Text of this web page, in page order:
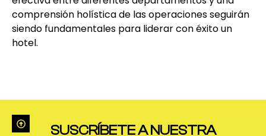
comprensión holística de las operaciones seguirán
siendo fundamentales para liderar con éxito un
hotel.
SUSCRÍBETE A NUESTRA